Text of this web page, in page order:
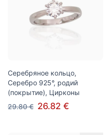
Серебряное кольцо,
Серебро 925°, родий
(покрытие), Цирконы
29.80 € 26.82 €